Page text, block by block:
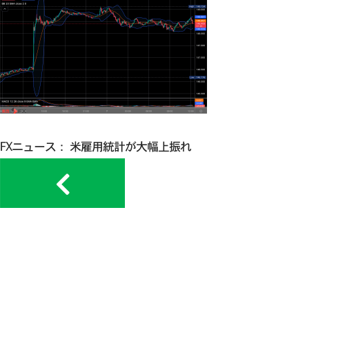
FXニュース： 米雇用統計が大幅上振れ